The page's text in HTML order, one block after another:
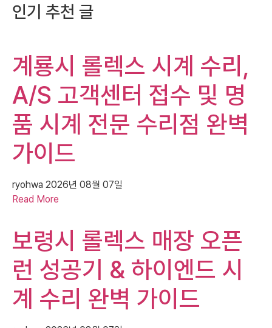
인기 추천 글
계룡시 롤렉스 시계 수리,
A/S 고객센터 접수 및 명
품 시계 전문 수리점 완벽
가이드
ryohwa 2026년 08월 07일
Read More
보령시 롤렉스 매장 오픈
런 성공기 & 하이엔드 시
계 수리 완벽 가이드